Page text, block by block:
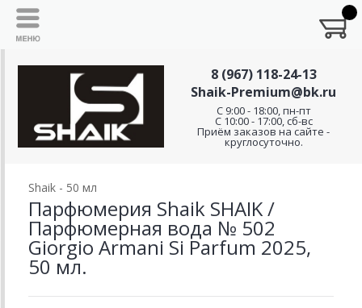
8 (967) 118-24-13
Shaik-Premium@bk.ru
C 9:00 - 18:00, пн-пт
С 10:00 - 17:00, сб-вс
Приём заказов на сайте -
круглосуточно.
Shaik - 50 мл
Парфюмерия Shaik SHAIK /
Парфюмерная вода № 502
Giorgio Armani Si Parfum 2025,
50 мл.